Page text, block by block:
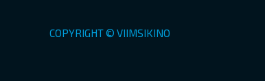
COPYRIGHT © VIIMSIKINO